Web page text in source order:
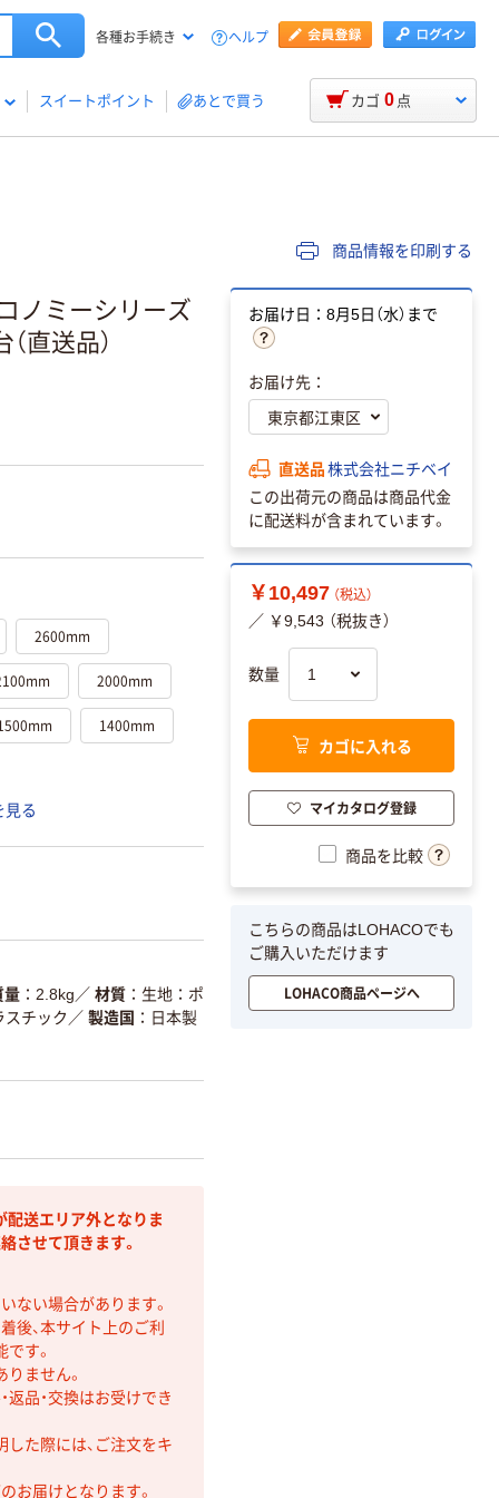
各種お手続き ヘルプ
スイートポイント あとで買う カゴ 0 点
商品情報を印刷する
ノミーシリーズ
直送品）
2600mm
2000mm
1400mm
見る
量 2.8kg ／ 材質
生地：ポ
スチック ／ 製造国 日本製
配送エリア外となりま
させて頂きます。
ない場合があります。
後、本サイト上のご利
す。
ません。
返品・交換はお受けでき
た際には、ご注文をキ
お届けとなります。
お届け日：8月5日（水）まで
お届け先：
直送品株式会社ニチベイ
この出荷元の商品は商品代金
に配送料が含まれています。
￥10,497 （税込）
／ ￥9,543 （税抜き）
数量
カゴに入れる
マイカタログ登録
商品を比較
こちらの商品はLOHACOでも
ご購入いただけます
LOHACO商品ページへ